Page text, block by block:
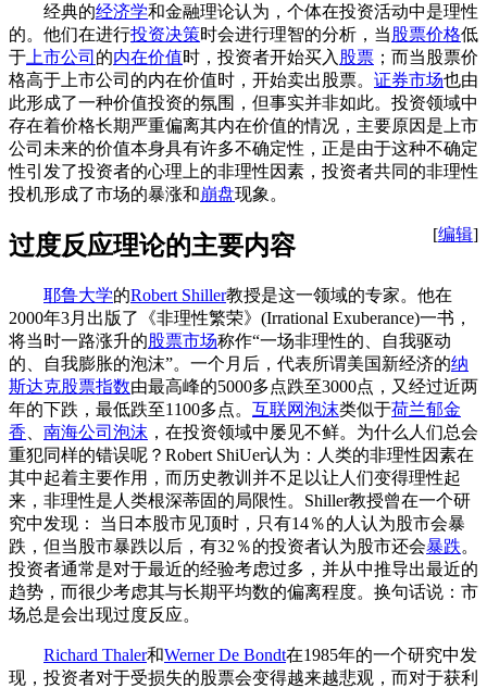
经典的经济学和金融理论认为，个体在投资活动中是理性
的。他们在进行投资决策时会进行理智的分析，当 股票价格低
于 上市公司 的内在价值时，投资者开始买入 股票 ；而当股票价
格高于上市公司的内在价值时，开始卖出股票。 证券市场也由
此形成了一种价值投资的氛围，但事实并非如此。投资领域中
存在着价格长期严重偏离其内在价值的情况，主要原因是上市
公司未来的价值本身具有许多不确定性，正是由于这种不确定
性引发了投资者的心理上的非理性因素，投资者共同的非理性
投机形成了市场的暴涨和崩盘现象。
[编辑]
过度反应理论的主要内容
耶鲁大学的Robert Shiller教授是这一领域的专家。他在
2000年3月出版了《非理性繁荣》(Irrational Exuberance)一书，
将当时一路涨升的股票市场称作“一场非理性的、自我驱动
的、自我膨胀的泡沫”。一个月后，代表所谓美国新经济的纳
斯达克股票指数由最高峰的5000多点跌至3000点，又经过近两
年的下跌，最低跌至1100多点。 互联网泡沫类似于荷兰郁金
香
南海公司泡沫 ，在投资领域中屡见不鲜。为什么人们总会
重犯同样的错误呢？Robert ShiUer认为：人类的非理性因素在
其中起着主要作用，而历史教训并不足以让人们变得理性起
来，非理性是人类根深蒂固的局限性。Shiller教授曾在一个研
究中发现： 当日本股市见顶时，只有14％的人认为股市会暴
跌，但当股市暴跌以后，有32％的投资者认为股市还会暴跌。
投资者通常是对于最近的经验考虑过多，并从中推导出最近的
趋势，而很少考虑其与长期平均数的偏离程度。换句话说：市
场总是会出现过度反应。
Richard Thaler和Werner De Bondt在1985年的一个研究中发
现，投资者对于受损失的股票会变得越来越悲观，而对于获利